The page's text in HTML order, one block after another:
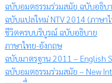
ฉบับอมตธรรมร่วมสมัย ฉบับอธิบ
ฉบับแปลใหม่ NTV 2014 (ภาษา
ชีวิตครบบริบูรณ์ ฉบับอธิบาย
ภาษาไทย-อังกฤษ
ฉบับมาตรฐาน 2011 – English
ฉบับอมตธรรมร่วมสมัย – New